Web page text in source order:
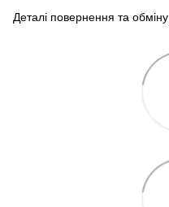
Деталі повернення та обміну